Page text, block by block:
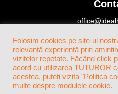
+4(0)724
Folosim cookies pe site-ul
relevantă experiență prin
vizitelor repetate. Făcând click
acord cu utilizarea TUTUROR
acestea, puteți vizita "Politica
multe despre modulele cookie.